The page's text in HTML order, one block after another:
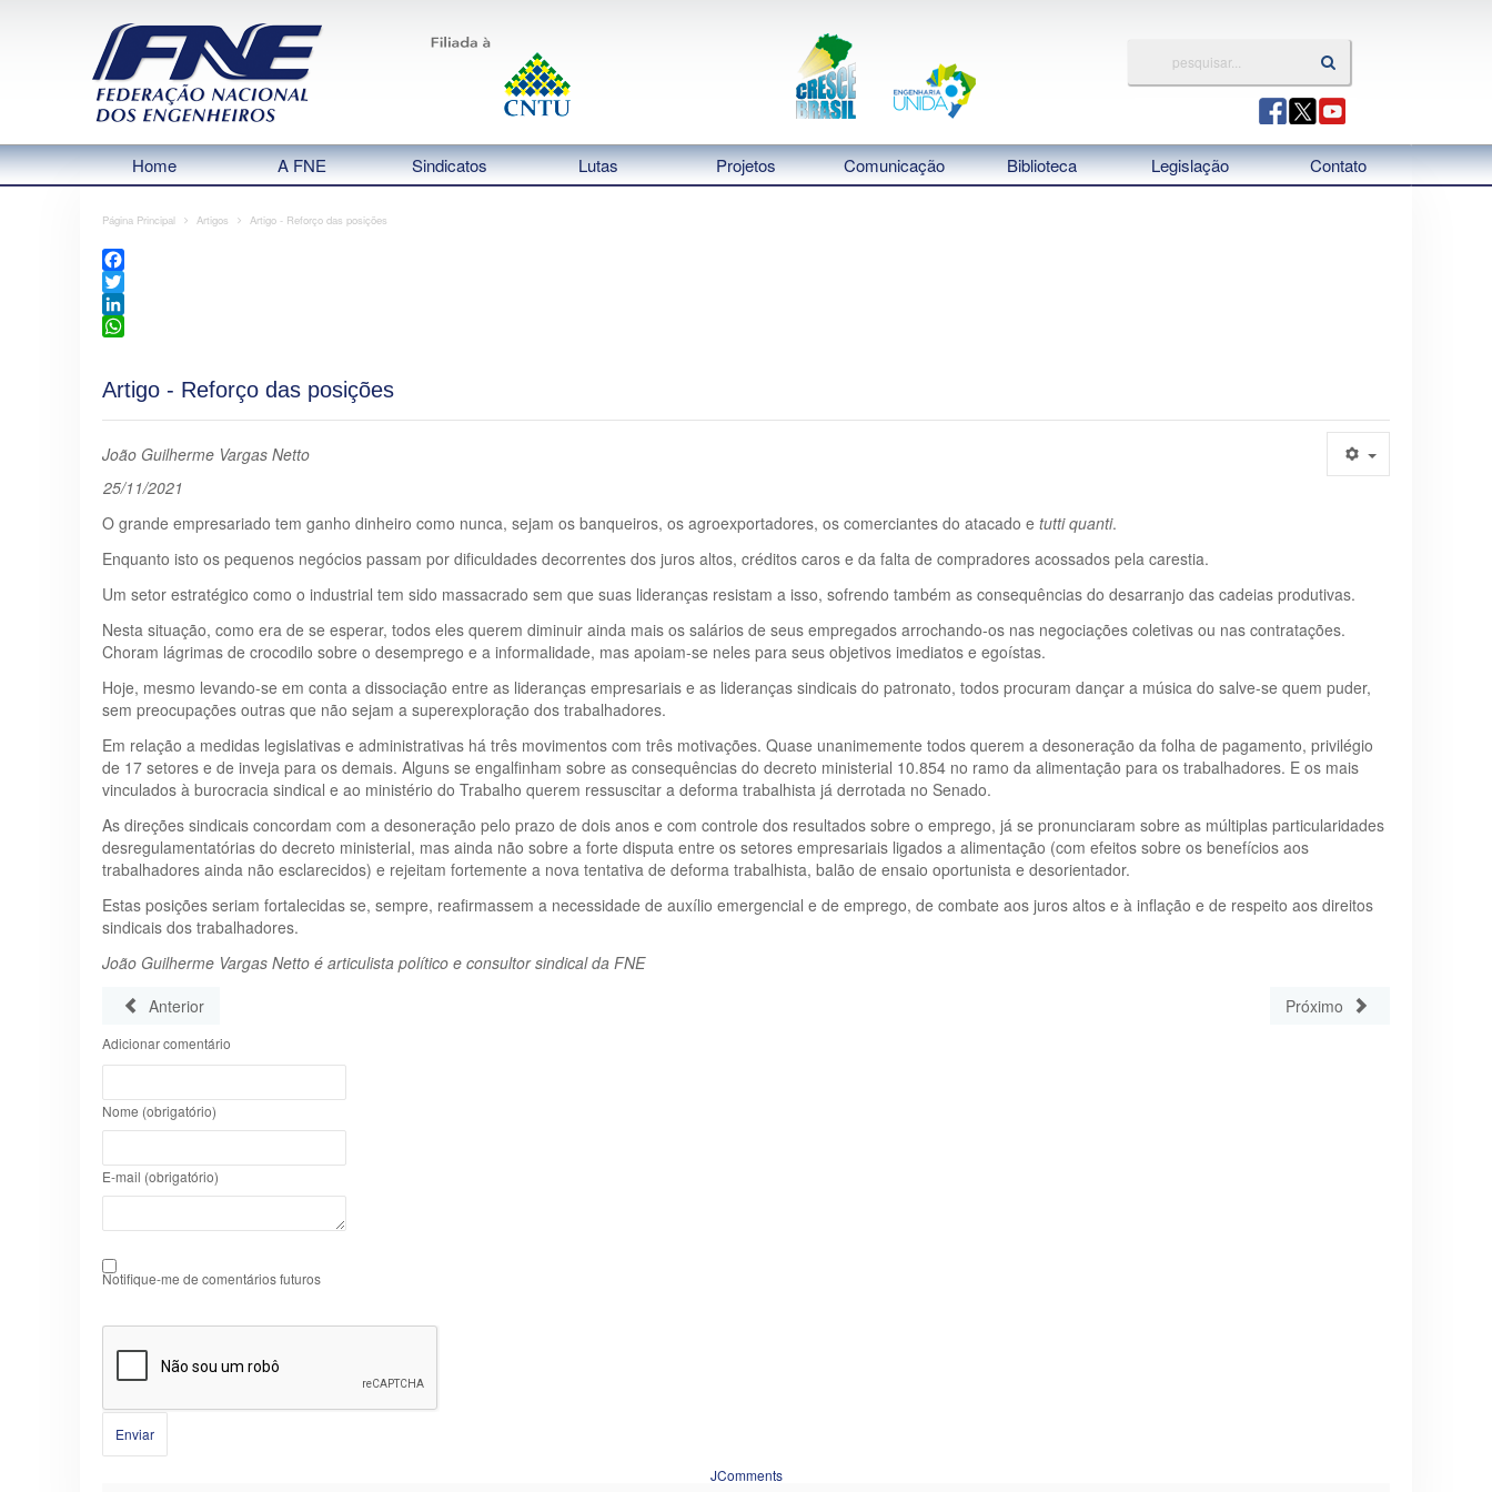
Home A FNE Sindicatos Lutas Projetos Comunicação Biblioteca Legislação Contato
Página Principal Artigos Artigo - Reforço das posições
Facebook
Twitter
LinkedIn
Artigo - Reforço das posições
João Guilherme Vargas Netto
25/11/2021
O grande empresariado tem ganho dinheiro como nunca, sejam os banqueiros, os agroexportadores, os comerciantes do atacado e tutti quanti.
Enquanto isto os pequenos negócios passam por dificuldades decorrentes dos juros altos, créditos caros e da falta de compradores acossados pela carestia.
Um setor estratégico como o industrial tem sido massacrado sem que suas lideranças resistam a isso, sofrendo também as consequências do desarranjo das cadeias produtivas.
Nesta situação, como era de se esperar, todos eles querem diminuir ainda mais os salários de seus empregados arrochando-os nas negociações coletivas ou nas contratações.
Choram lágrimas de crocodilo sobre o desemprego e a informalidade, mas apoiam-se neles para seus objetivos imediatos e egoístas.
Hoje, mesmo levando-se em conta a dissociação entre as lideranças empresariais e as lideranças sindicais do patronato, todos procuram dançar a música do salve-se quem puder,
sem preocupações outras que não sejam a superexploração dos trabalhadores.
Em relação a medidas legislativas e administrativas há três movimentos com três motivações. Quase unanimemente todos querem a desoneração da folha de pagamento, privilégio
de 17 setores e de inveja para os demais. Alguns se engalfinham sobre as consequências do decreto ministerial 10.854 no ramo da alimentação para os trabalhadores. E os mais
vinculados à burocracia sindical e ao ministério do Trabalho querem ressuscitar a deforma trabalhista já derrotada no Senado.
As direções sindicais concordam com a desoneração pelo prazo de dois anos e com controle dos resultados sobre o emprego, já se pronunciaram sobre as múltiplas particularidades
desregulamentatórias do decreto ministerial, mas ainda não sobre a forte disputa entre os setores empresariais ligados a alimentação (com efeitos sobre os benefícios aos
trabalhadores ainda não esclarecidos) e rejeitam fortemente a nova tentativa de deforma trabalhista, balão de ensaio oportunista e desorientador.
Estas posições seriam fortalecidas se, sempre, reafirmassem a necessidade de auxílio emergencial e de emprego, de combate aos juros altos e à inflação e de respeito aos direitos
sindicais dos trabalhadores.
João Guilherme Vargas Netto é articulista político e consultor sindical da FNE
Anterior
Próximo
Adicionar comentário
Nome (obrigatório)
E-mail (obrigatório)
Notifique-me de comentários futuros
Enviar
JComments